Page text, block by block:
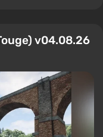
v04.08.26